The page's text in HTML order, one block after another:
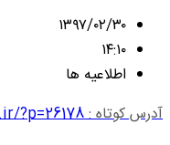
۱۳۹۷/۰۲/۳۰
۱۴:۱۰
اطلاعیه ها
آدرس کوتاه :?p=26178